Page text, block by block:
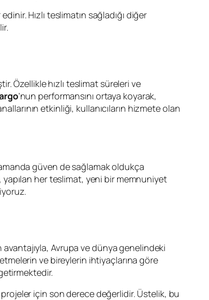
Hızlı teslimatın sağladığı diğer
Özellikle hızlı teslimat süreleri ve
’nun performansını ortaya koyarak,
etkinliği, kullanıcıların hizmete olan
güven de sağlamak oldukça
yapılan her teslimat, yeni bir memnuniyet
Avrupa ve dünya genelindeki
ve bireylerin ihtiyaçlarına göre
projeler için son derece değerlidir. Üstelik, bu